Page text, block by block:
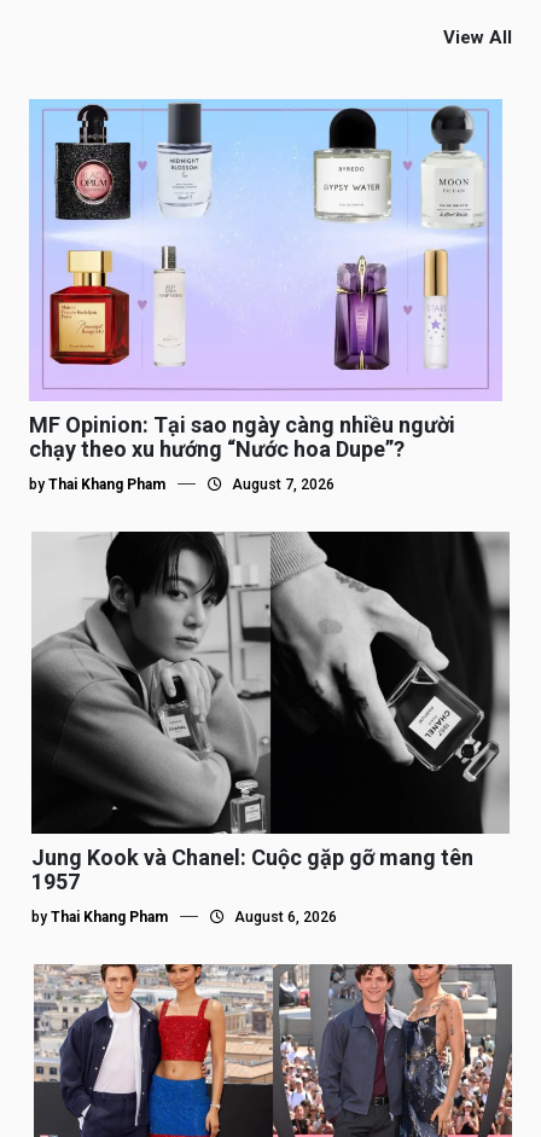
View All
MF Opinion: Tại sao ngày càng nhiều người
chạy theo xu hướng “Nước hoa Dupe”?
by Thai Khang Pham August 7, 2026
Jung Kook và Chanel: Cuộc gặp gỡ mang tên
1957
by Thai Khang Pham August 6, 2026